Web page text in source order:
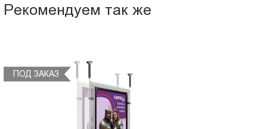
Рекомендуем так же
ПОД ЗАКАЗ